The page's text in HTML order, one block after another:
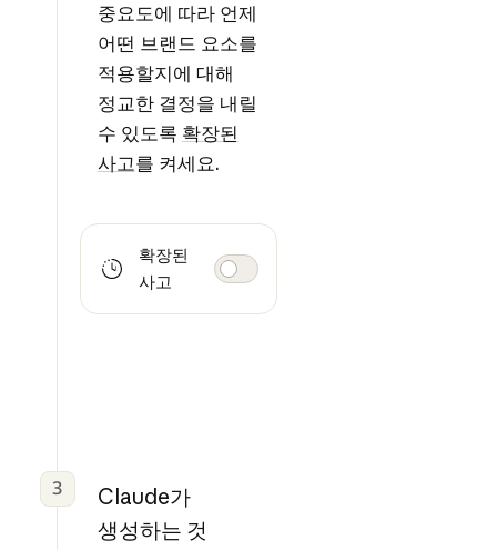
중요도에 따라 언제
어떤 브랜드 요소를
적용할지에 대해
정교한 결정을 내릴
수 있도록 확장된
사고를 켜세요.
확장된
사고
3
Claude가
생성하는 것